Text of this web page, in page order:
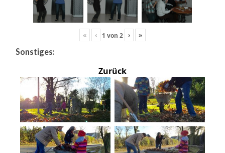
« ‹ 1 von 2 › »
Sonstiges:
Zurück